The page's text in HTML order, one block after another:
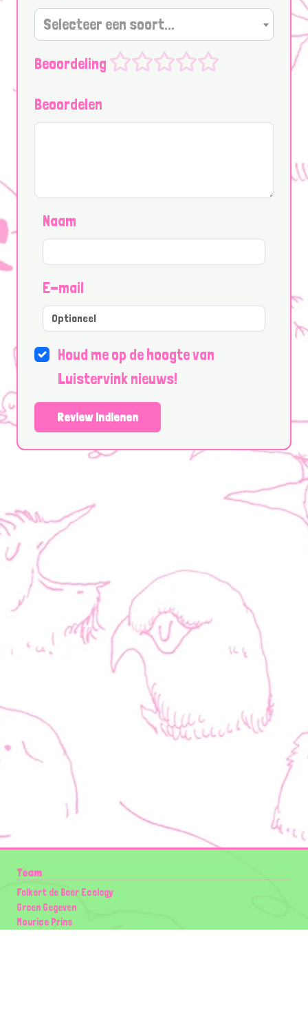
Selecteer een soort...
Beoordeling
Beoordelen
Naam
E-mail
Houd me op de hoogte van
Luistervink nieuws!
Review indienen
Team
Folkert de Boer Ecology
Groen Gegeven
Maurice Prins